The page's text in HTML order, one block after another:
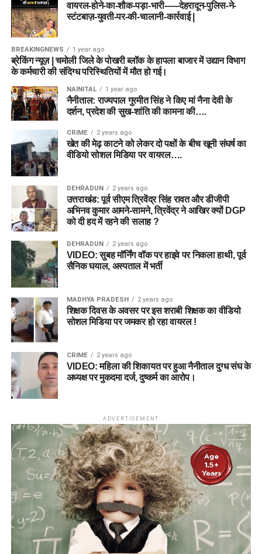
वायरल-होने-का-शौक-पड़ा-भारी-—-देहरादून-पुलिस-ने-
स्टंटबाज़-युवती-पर-की-चालानी-कार्रवाई |
BREAKINGNEWS 1 year ago
ब्रेकिंग न्यूज़ | चमोली जिले के पोखरी ब्लॉक के हापला बाजार में उद्यान विभाग
के कर्मचारी की संदिग्ध परिस्थितियों में मौत हो गई।
NAINITAL 1 year ago
नैनीताल: राज्यपाल गुरमीत सिंह ने किए मां नैना देवी के
दर्शन, प्रदेश की सुख-शांति की कामना की….
CRIME 2 years ago
खेत की मेढ़ काटने को लेकर दो पक्षों के बीच खूनी संघर्ष का
वीडियो सोशल मिडिया पर वायरल….
DEHRADUN 2 years ago
उत्तराखंड: पूर्व सीएम त्रिवेंद्र सिंह रावत और डीजीपी
अभिनव कुमार आमने-सामने, त्रिवेंद्र ने आखिर क्यों DGP
को दी हद में रहने की सलाह ?
DEHRADUN 2 years ago
VIDEO: सुबह मॉर्निंग वॉक पर हाइवे पर निकला हाथी, पूर्व
सैनिक घयाल, अस्पताल में भर्ती
MADHYA PRADESH 2 years ago
शिक्षक दिवस के अवसर पर इस शराबी शिक्षक का वीडियो
सोशल मिडिया पर जमकर हो रहा वायरल !
CRIME 2 years ago
VIDEO: महिला की शिकायत पर हुआ नैनीताल दुग्ध संघ के
अध्यक्ष पर मुकदमा दर्ज, दुष्कर्म का आरोप।
ADVERTISEMENT